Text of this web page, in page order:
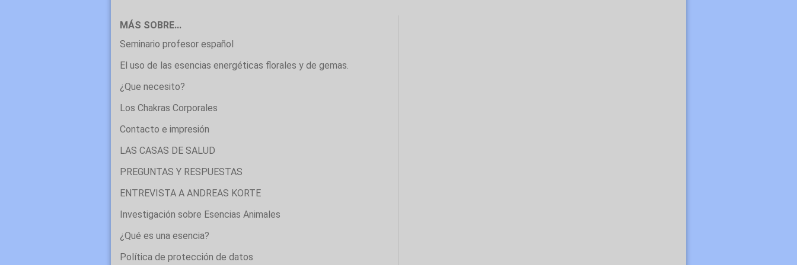
MÁS SOBRE...
Seminario profesor español
El uso de las esencias energéticas florales y de gemas.
¿Que necesito?
Los Chakras Corporales
Contacto e impresión
LAS CASAS DE SALUD
PREGUNTAS Y RESPUESTAS
ENTREVISTA A ANDREAS KORTE
Investigación sobre Esencias Animales
¿Qué es una esencia?
Política de protección de datos